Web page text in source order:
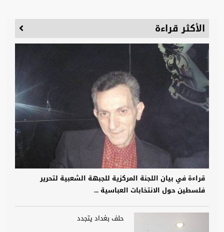
الأكثر قراءة
قراءة في بيان اللجنة المركزية للجبهة الشعبية لتحرير
فلسطين حول الانتخابات العباسية ...
حلف بغداد يتجدد